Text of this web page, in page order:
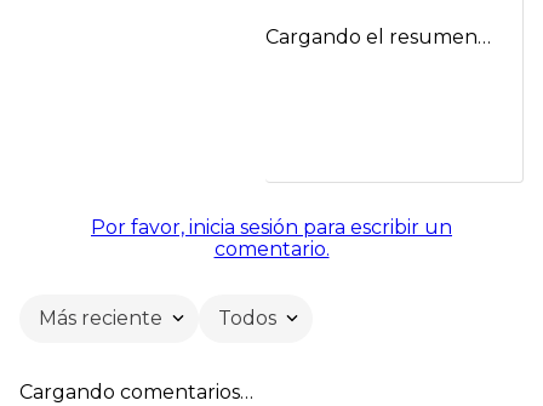
Cargando el resumen…
Por favor, inicia sesión para escribir un
comentario.
Más reciente Todos
Cargando comentarios…